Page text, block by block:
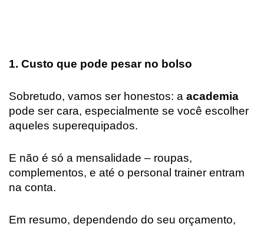
1. Custo que pode pesar no bolso
Sobretudo, vamos ser honestos: a academia
pode ser cara, especialmente se você escolher
aqueles superequipados.
E não é só a mensalidade – roupas,
complementos, e até o personal trainer entram
na conta.
Em resumo, dependendo do seu orçamento,